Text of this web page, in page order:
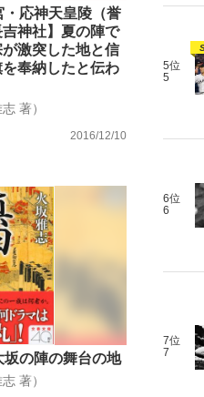
応神天皇陵（誉
神社】夏の陣で
激突した地と信
奉納したと伝わ
著）
2016/12/10
の陣の舞台の地
著）
5位
5
6位
6
7位
7